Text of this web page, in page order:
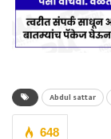
Abdul sattar
648